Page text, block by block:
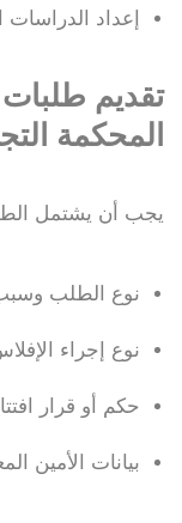
إعداد
تقديم
المحكمة
يجب أن يشتمل
نوع الطلب
نوع إجراء
حكم أو قرار
بيانات الأمين